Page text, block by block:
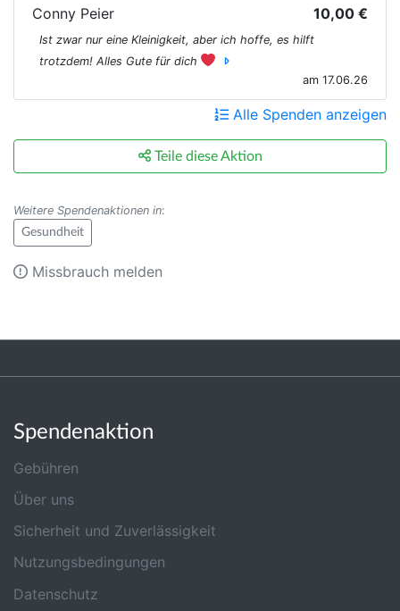
Conny Peier 10,00 €
Ist zwar nur eine Kleinigkeit, aber ich hoffe, es hilft
trotzdem! Alles Gute für dich
am 17.06.26
Alle Spenden anzeigen
Teile diese Aktion
Weitere Spendenaktionen in:
Gesundheit
Missbrauch melden
Spendenaktion
Gebühren
Über uns
Sicherheit und Zuverlässigkeit
Nutzungsbedingungen
Datenschutz